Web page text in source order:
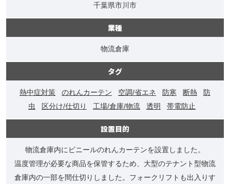
千葉県市川市
業種
物流倉庫
タグ
熱中症対策 のれんカーテン 空調/省エネ 防寒 断熱
防
虫
区分け/仕切り 工場/倉庫/物流 透明 帯電防止
設置目的
物流倉庫内にビニールのれんカーテンを設置しました。
温度管理が必要な商品を保管するため、大型のテナント型物流
倉庫内の一部を間仕切りしました。フォークリフトも出入りす